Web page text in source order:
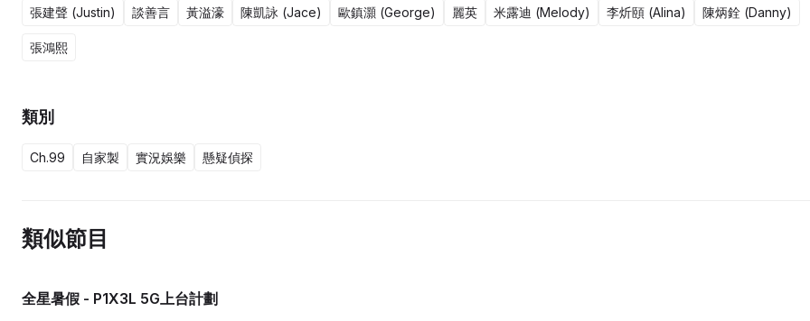
張建聲 (Justin) 談善言 黃溢濠 陳凱詠 (Jace) 歐鎮灝 (George) 麗英 米露迪 (Melody) 李炘頤 (Alina) 陳炳銓 (Danny)
張鴻熙
類別
Ch.99 自家製 實況娛樂 懸疑偵探
類似節目
全星暑假 - P1X3L 5G上台計劃